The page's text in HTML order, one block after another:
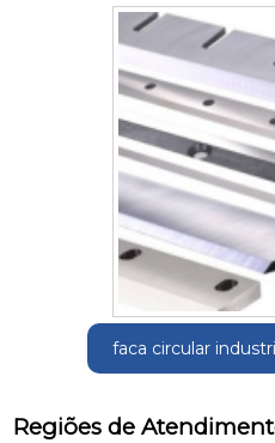
faca circular
Regiões de